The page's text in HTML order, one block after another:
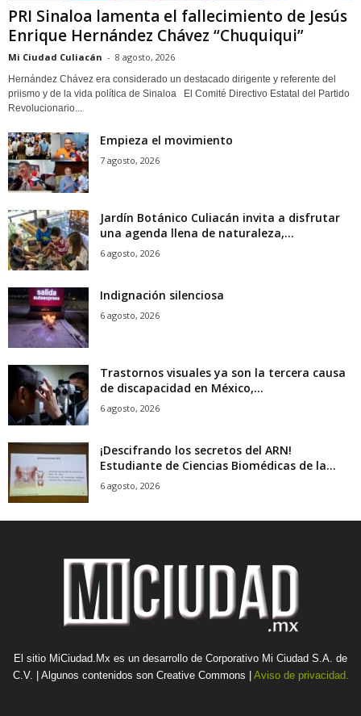
PRI Sinaloa lamenta el fallecimiento de Jesús
Enrique Hernández Chávez “Chuquiqui”
Mi Ciudad Culiacán - 8 agosto, 2026
Hernández Chávez era considerado un destacado dirigente y referente del
priismo y de la vida política de Sinaloa El Comité Directivo Estatal del Partido
Revolucionario...
Empieza el movimiento
7 agosto, 2026
Jardín Botánico Culiacán invita a disfrutar
una agenda llena de naturaleza,...
6 agosto, 2026
Indignación silenciosa
6 agosto, 2026
Trastornos visuales ya son la tercera causa
de discapacidad en México,...
6 agosto, 2026
¡Descifrando los secretos del ARN!
Estudiante de Ciencias Biomédicas de la...
6 agosto, 2026
El sitio MiCiudad.Mx es un desarrollo de Corporativo Mi Ciudad S.A. de
C.V. | Algunos contenidos son Creative Commons | Aviso de privacidad.